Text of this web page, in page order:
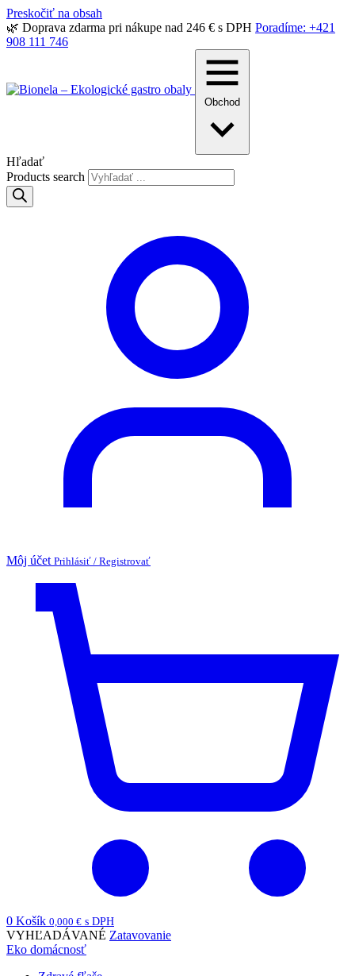
Preskočiť na obsah
🌿 Doprava zdarma pri nákupe nad 246 € s DPH Poradíme: +421
908 111 746
Obchod
Hľadať
Products search
Môj účet Prihlásiť / Registrovať
0 Košík 0,000 € s DPH
VYHĽADÁVANÉ Zatavovanie
Eko domácnosť